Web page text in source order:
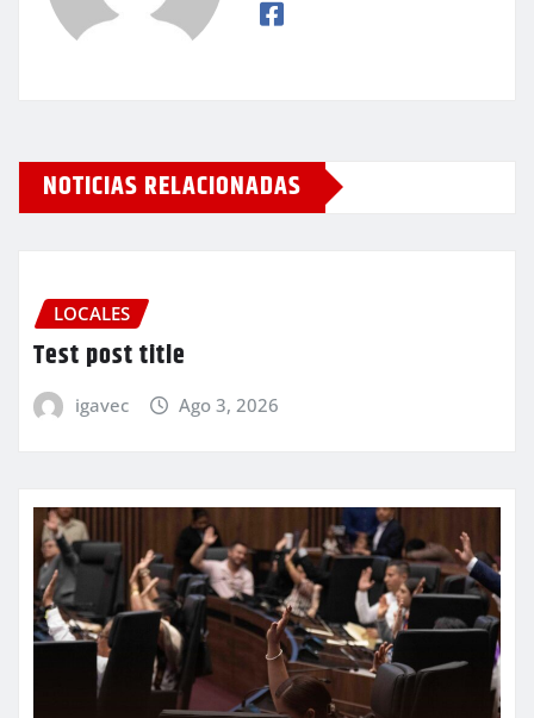
NOTICIAS RELACIONADAS
LOCALES
Test post title
igavec Ago 3, 2026